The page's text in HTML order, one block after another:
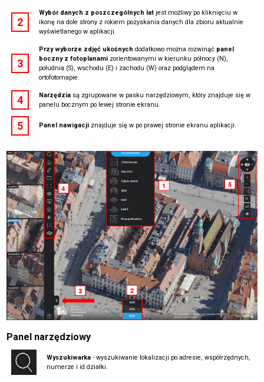
2
Wybór danych z poszczególnych lat jest możliwy po kliknięciu w
ikonę na dole strony z rokiem pozyskania danych dla zbioru aktualnie
wyświetlanego w aplikacji.
3
Przy wyborze zdjęć ukośnych dodatkowo można rozwinąć panel
boczny z fotoplanami zorientowanymi w kierunku północy (N),
południa (S), wschodu (E) i zachodu (W) oraz podglądem na
ortofotomapie.
4 Narzędzia są zgrupowane w pasku narzędziowym, który znajduje się w
panelu bocznym po lewej stronie ekranu.
5 Panel nawigacji znajduje się w po prawej stronie ekranu aplikacji.
Panel narzędziowy
Wyszukiwarka - wyszukiwanie lokalizacji po adresie, współrzędnych,
numerze i id działki.